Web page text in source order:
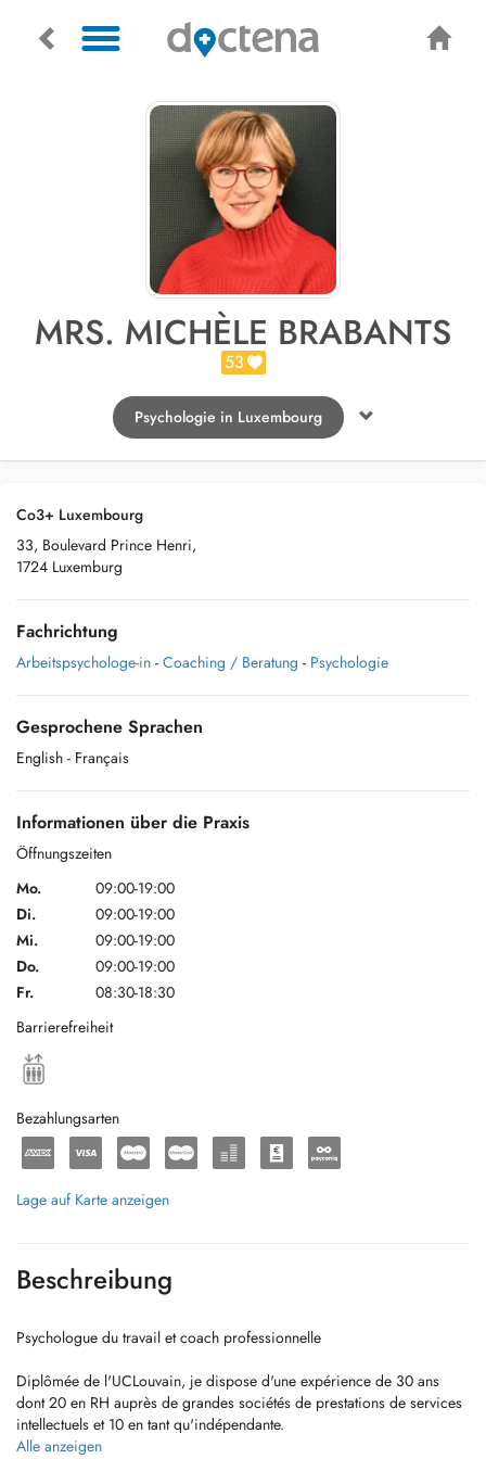
MRS. MICHÈLE BRABANTS
53
Psychologie in Luxembourg
Co3+ Luxembourg
33, Boulevard Prince Henri,
1724 Luxemburg
Fachrichtung
Arbeitspsychologe-in - Coaching / Beratung - Psychologie
Gesprochene Sprachen
English - Français
Informationen über die Praxis
Öffnungszeiten
Mo.
09:00-19:00
Di.
09:00-19:00
Mi.
09:00-19:00
Do.
09:00-19:00
Fr.
08:30-18:30
Barrierefreiheit
Bezahlungsarten
Lage auf Karte anzeigen
Beschreibung
Psychologue du travail et coach professionnelle
Diplômée de l'UCLouvain, je dispose d'une expérience de 30 ans
dont 20 en RH auprès de grandes sociétés de prestations de services
intellectuels et 10 en tant qu'indépendante.
Alle anzeigen